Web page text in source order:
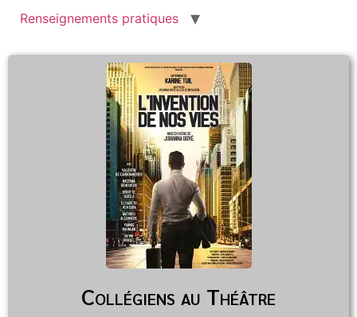
Renseignements pratiques
Collégiens au Théâtre